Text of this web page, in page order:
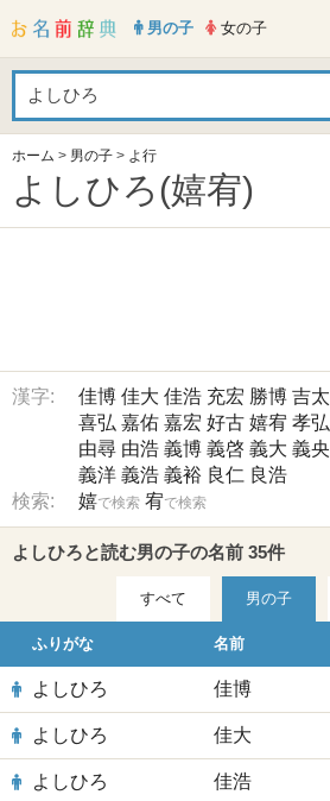
男の子 女の子
ホーム > 男の子 > よ行
よしひろ(嬉宥)
漢字: 佳博 佳大 佳浩 充宏 勝博 吉太
喜弘 嘉佑 嘉宏 好古 嬉宥 孝弘
由尋 由浩 義博 義啓 義大 義央
義洋 義浩 義裕 良仁 良浩
検索:
嬉で検索 宥で検索
よしひろと読む男の子の名前 35件
すべて 男の子
ふりがな 名前
よしひろ 佳博
よしひろ 佳大
よしひろ 佳浩